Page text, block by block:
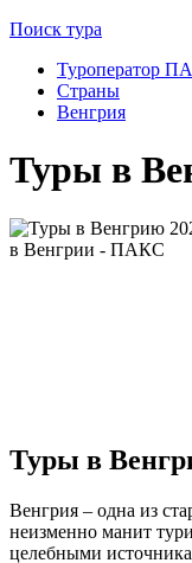
Поиск тура
Туроператор
Cтраны
Венгрия
Туры в
Туры в
Венгрия – одна из
неизменно манит
целебными